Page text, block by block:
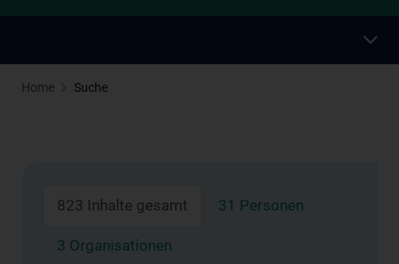
Home Suche
823 Inhalte gesamt 31 Personen
3 Organisationen